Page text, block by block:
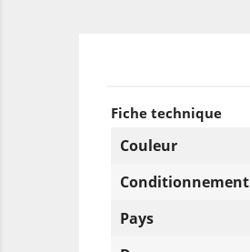
Fiche technique
Couleur
Conditionnement
Pays